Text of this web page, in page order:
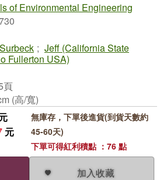
of Environmental Engineering
; Jeff (California State
Fullerton USA)
頁
(高/寬)
元
加入收藏
無庫存，下單後進貨(到貨天數約
45-60天)
下單可得紅利積點 ：76 點